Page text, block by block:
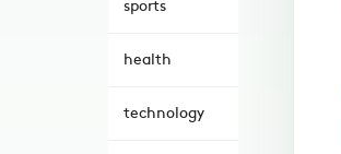
sports
health
technology